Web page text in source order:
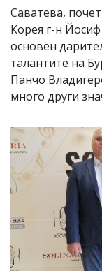
Саватева,
Корея г-н
основен
талантите на
Панчо
много други